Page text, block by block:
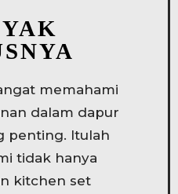
memahami
dalam dapur
penting. Itulah
tidak hanya
kitchen set